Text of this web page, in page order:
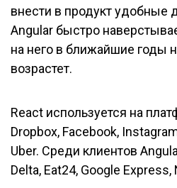
внести в продукт удобные
Angular быстро
на него в ближайшие годы
возрастет.
React используется на
Dropbox, Facebook,
Uber. Среди клиентов
Delta, Eat24, Google